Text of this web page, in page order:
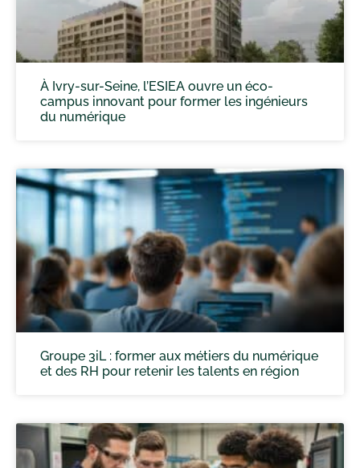
À Ivry-sur-Seine, l’ESIEA ouvre un éco-
campus innovant pour former les ingénieurs
du numérique
Groupe 3iL : former aux métiers du numérique
et des RH pour retenir les talents en région